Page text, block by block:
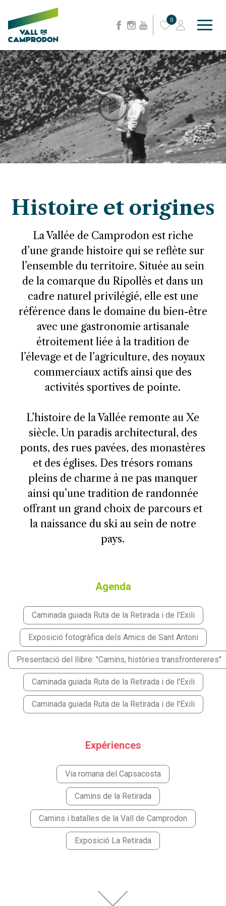
0
Histoire et origines
La Vallée de Camprodon est riche
d’une grande histoire qui se reflète sur
l’ensemble du territoire. Située au sein
de la comarque du Ripollès et dans un
cadre naturel privilégié, elle est une
référence dans le domaine du bien-être
avec une gastronomie artisanale
étroitement liée à la tradition de
l’élevage et de l’agriculture, des noyaux
commerciaux actifs ainsi que des
activités sportives de pointe.
L’histoire de la Vallée remonte au Xe
siècle. Un paradis architectural, des
ponts, des rues pavées, des monastères
et des églises. Des trésors romans
pleins de charme à ne pas manquer
ainsi qu’une tradition de randonnée
offrant un grand choix de parcours et
la naissance du ski au sein de notre
pays.
Agenda
Caminada guiada Ruta de la Retirada i de l'Exili
Exposició fotogràfica dels Amics de Sant Antoni
Presentació del llibre: "Camins, històries transfrontereres"
Caminada guiada Ruta de la Retirada i de l'Exili
Caminada guiada Ruta de la Retirada i de l'Exili
Expériences
Via romana del Capsacosta
Camins de la Retirada
Camins i batalles de la Vall de Camprodon
Exposició La Retirada